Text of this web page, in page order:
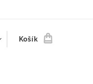
Košík